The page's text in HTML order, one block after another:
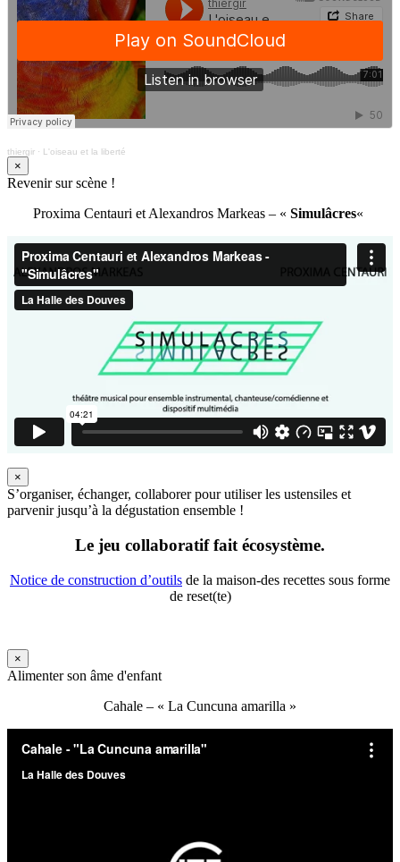
thiergir · L'oiseau et la liberté
×
Revenir sur scène !
Proxima Centauri et Alexandros Markeas – « Simulâcres«
×
S’organiser, échanger, collaborer pour utiliser les ustensiles et
parvenir jusqu’à la dégustation ensemble !
Le jeu collaboratif fait écosystème.
Notice de construction d’outils de la maison-des recettes sous forme
de reset(te)
×
Alimenter son âme d'enfant
Cahale – « La Cuncuna amarilla »